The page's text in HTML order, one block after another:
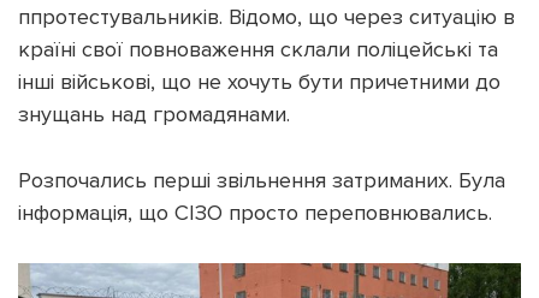
ппротестувальників. Відомо, що через ситуацію в
країні свої повноваження склали поліцейські та
інші військові, що не хочуть бути причетними до
знущань над громадянами.
Розпочались перші звільнення затриманих. Була
інформація, що СІЗО просто переповнювались.